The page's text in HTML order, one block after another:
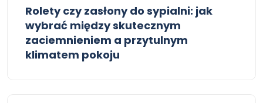
Rolety czy zasłony do sypialni: jak
wybrać między skutecznym
zaciemnieniem a przytulnym
klimatem pokoju